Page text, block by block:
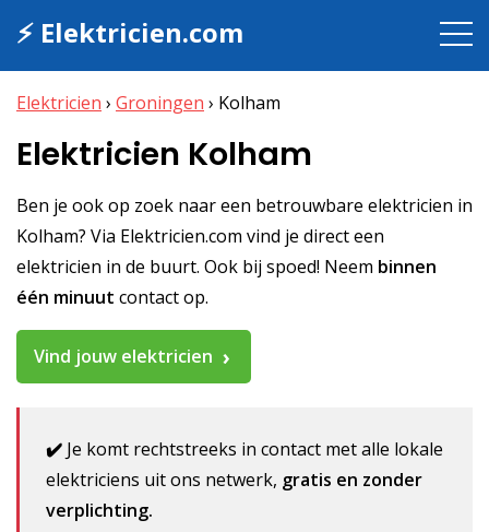
⚡ Elektricien.com
Elektricien › Groningen › Kolham
Elektricien Kolham
Ben je ook op zoek naar een betrouwbare elektricien in
Kolham? Via Elektricien.com vind je direct een
elektricien in de buurt. Ook bij spoed! Neem binnen
één minuut contact op.
Vind jouw elektricien
✔️ Je komt rechtstreeks in contact met alle lokale
elektriciens uit ons netwerk, gratis en zonder
verplichting.